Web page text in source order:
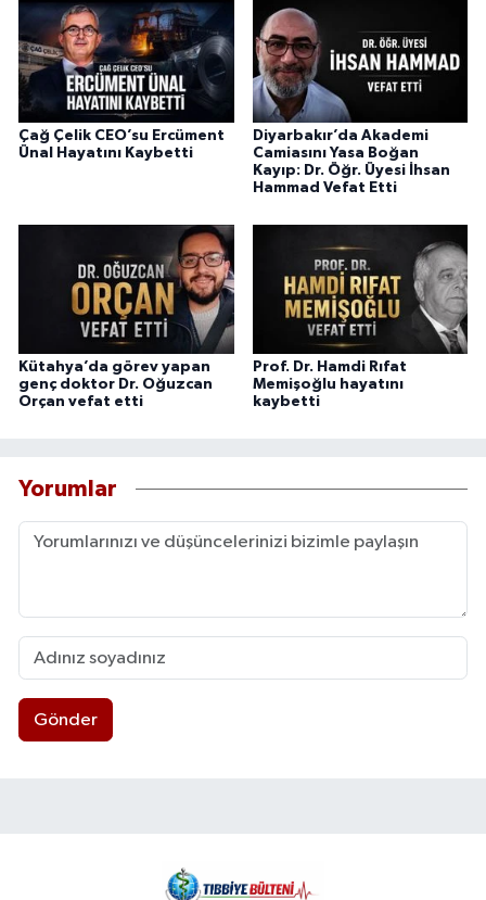
Çağ Çelik CEO’su Ercüment
Ünal Hayatını Kaybetti
Diyarbakır’da Akademi
Camiasını Yasa Boğan
Kayıp: Dr. Öğr. Üyesi İhsan
Hammad Vefat Etti
Kütahya’da görev yapan
genç doktor Dr. Oğuzcan
Orçan vefat etti
Prof. Dr. Hamdi Rıfat
Memişoğlu hayatını
kaybetti
Yorumlar
Gönder